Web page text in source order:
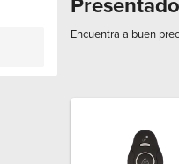
Encuentra a buen